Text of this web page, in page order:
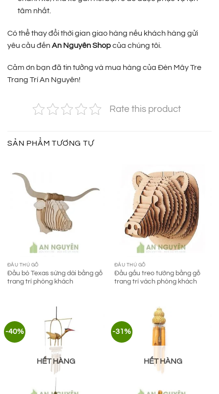
tâm nhất.
Có thể thay đổi thời gian giao hàng nếu khách hàng gửi
yêu cầu đến An Nguyên Shopcủa chúng tôi.
Cảm ơn bạn đã tin tưởng và mua hàng của Đèn Mây Tre
Trang Trí An Nguyên!
Rate this product
SẢN PHẨM TƯƠNG TỰ
ĐẦU THÚ GỖ
Đầu bò Texas sừng dài bằng gỗ
trang trí phòng khách
ĐẦU THÚ GỖ
Đầu gấu treo tường bằng gỗ
trang trí vách phòng khách
-40%
HẾT HÀNG
-31%
HẾT HÀNG